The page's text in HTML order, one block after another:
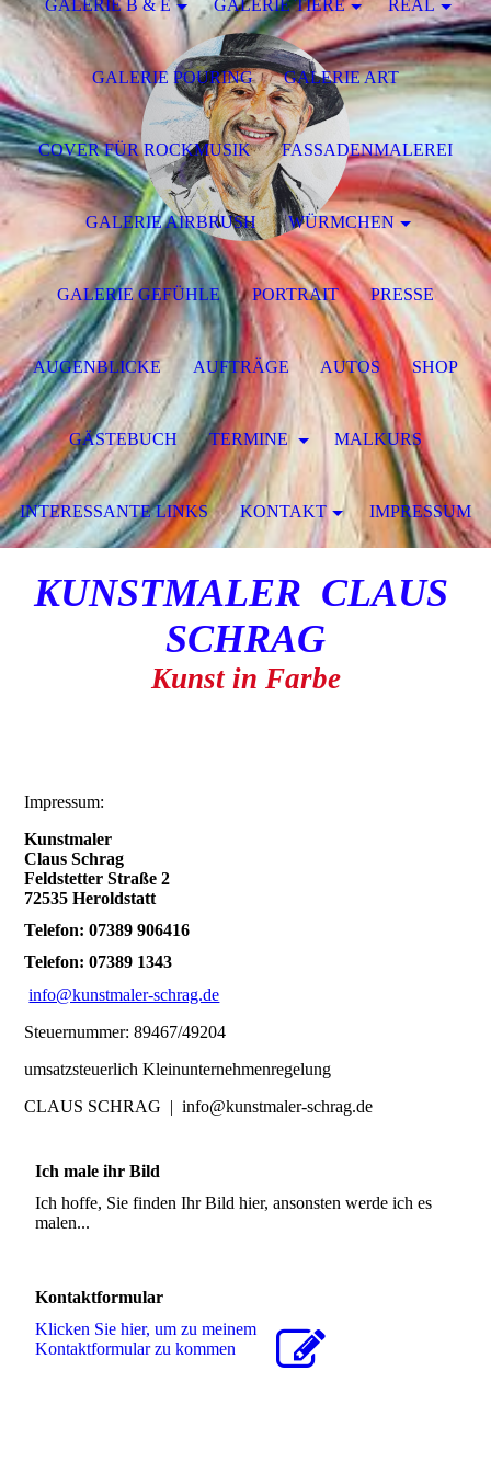
KUNSTMALER CLAUS
SCHRAG
Kunst in Farbe
Impressum:
Kunstmaler
Claus Schrag
Feldstetter Straße 2
72535 Heroldstatt
Telefon: 07389 906416
Telefon: 07389 1343
info@kunstmaler-schrag.de
Steuernummer: 89467/49204
umsatzsteuerlich Kleinunternehmenregelung
CLAUS SCHRAG | info@kunstmaler-schrag.de
Ich male ihr Bild
Ich hoffe, Sie finden Ihr Bild hier, ansonsten werde ich es
malen...
Kontaktformular
Klicken Sie hier, um zu meinem
Kon­takt­for­mu­lar zu kommen
GALERIE B & E GALERIE TIERE REAL
GALERIE POURING GALERIE ART
COVER FÜR ROCKMUSIK FASSADENMALEREI
GALERIE AIRBRUSH WÜRMCHEN
GALERIE GEFÜHLE PORTRAIT PRESSE
AUGENBLICKE AUFTRÄGE AUTOS SHOP
GÄSTEBUCH TERMINE MALKURS
INTERESSANTE LINKS KONTAKT IMPRESSUM